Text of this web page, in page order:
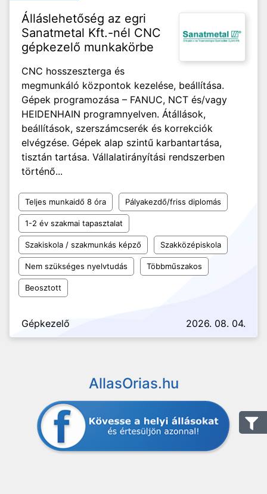
Álláslehetőség az egri
Sanatmetal Kft.-nél CNC
gépkezelő munkakörbe
CNC hosszeszterga és
megmunkáló központok kezelése, beállítása.
Gépek programozása – FANUC, NCT és/vagy
HEIDENHAIN programnyelven. Átállások,
beállítások, szerszámcserék és korrekciók
elvégzése. Gépek alap szintű karbantartása,
tisztán tartása. Vállalatirányítási rendszerben
történő...
Teljes munkaidő 8 óra Pályakezdő/friss diplomás
1-2 év szakmai tapasztalat
Szakiskola / szakmunkás képző Szakközépiskola
Nem szükséges nyelvtudás Többműszakos
Beosztott
Gépkezelő 2026. 08. 04.
AllasOrias.hu